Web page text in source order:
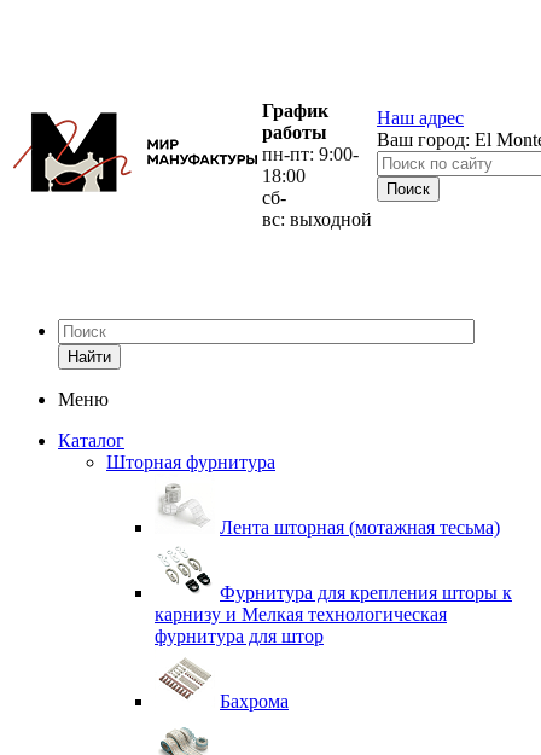
График
работы
пн-пт: 9:00-
18:00
сб-
вс: выходной
Наш адрес
Ваш город: El
Найти
Меню
Каталог
Шторная фурнитура
Лента шторная (мотажная тесьма)
Фурнитура для крепления шторы к
карнизу и Мелкая технологическая
фурнитура для штор
Бахрома